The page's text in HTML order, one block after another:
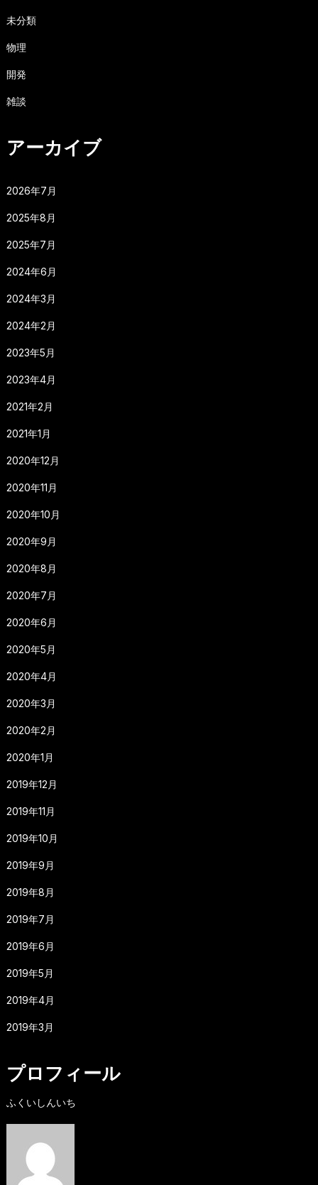
未分類
物理
開発
雑談
アーカイブ
2026年7月
2025年8月
2025年7月
2024年6月
2024年3月
2024年2月
2023年5月
2023年4月
2021年2月
2021年1月
2020年12月
2020年11月
2020年10月
2020年9月
2020年8月
2020年7月
2020年6月
2020年5月
2020年4月
2020年3月
2020年2月
2020年1月
2019年12月
2019年11月
2019年10月
2019年9月
2019年8月
2019年7月
2019年6月
2019年5月
2019年4月
2019年3月
プロフィール
ふくいしんいち